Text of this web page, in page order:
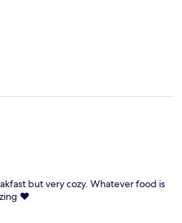
but very cozy. Whatever food is
❤️